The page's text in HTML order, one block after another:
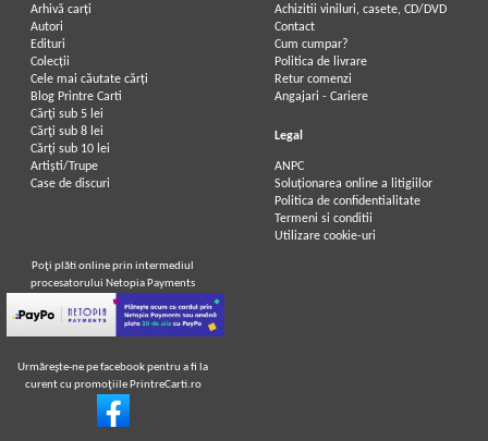
Arhivă carți
Autori
Edituri
Colecții
Cele mai căutate cărți
Blog Printre Carti
Cărţi sub 5 lei
Cărţi sub 8 lei
Cărţi sub 10 lei
Artiști/Trupe
Case de discuri
Achizitii viniluri, casete, CD/DVD
Contact
Cum cumpar?
Politica de livrare
Retur comenzi
Angajari - Cariere
Legal
ANPC
Soluționarea online a litigiilor
Politica de confidentialitate
Termeni si conditii
Utilizare cookie-uri
Poţi plăti online prin intermediul
procesatorului Netopia Payments
Urmăreşte-ne pe facebook pentru a fi la
curent cu promoţiile PrintreCarti.ro